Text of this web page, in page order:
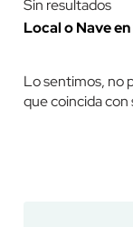
Sin resultados
Local o Nave
Lo sentimos, no
que coincida con